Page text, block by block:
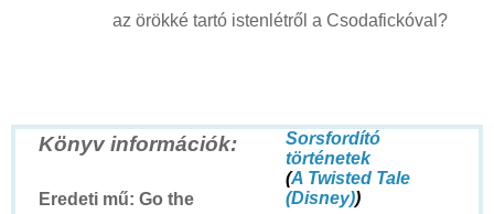
az örökké tartó istenlétről a Csodafickóval?
Könyv információk:
Eredeti mű: Go the
Sorsfordító
történetek
(A Twisted Tale
(Disney))